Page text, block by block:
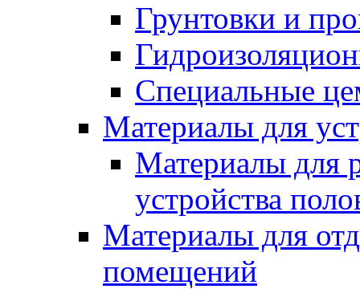
Грунтовки и
Специальные
Материалы для
Материалы для
устройства
Материалы для
помещений